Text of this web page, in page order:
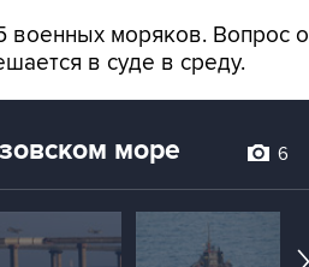
военных моряков. Вопрос о
в суде в среду.
море 6